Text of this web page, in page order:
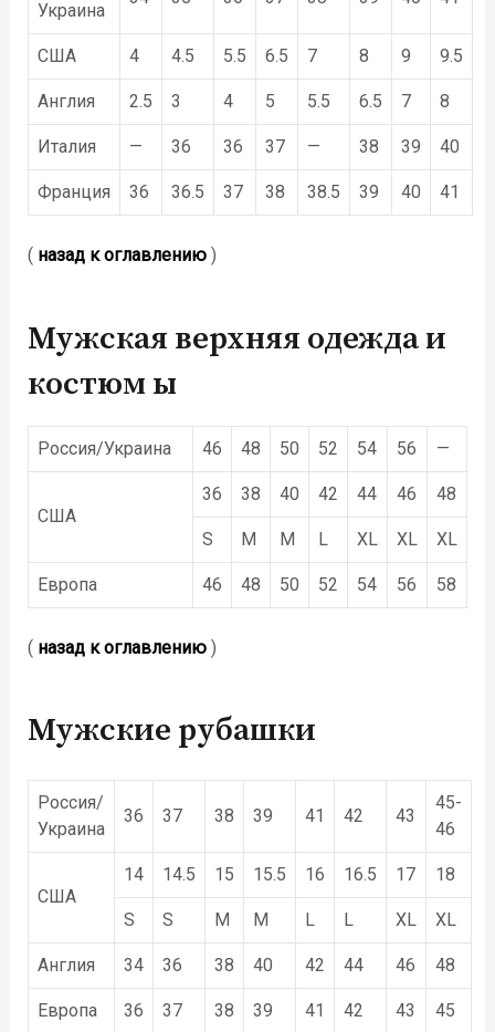
Украина
США 4 4.5 5.5 6.5 7 8 9 9.5
Англия 2.5 3 4 5 5.5 6.5 7 8
Италия — 36 36 37 — 38 39 40
Франция 36 36.5 37 38 38.5 39 40 41
( назад к оглавлению )
Мужская верхняя одежда и
костюм ы
Россия/Украина 46 48 50 52 54 56 —
США
36 38 40 42 44 46 48
S M M L XL XL XL
Европа 46 48 50 52 54 56 58
( назад к оглавлению )
Мужские рубашки
Россия/
Украина
36 37 38 39 41 42 43
45-
46
США
14 14.5 15 15.5 16 16.5 17 18
S S M M L L XL XL
Англия 34 36 38 40 42 44 46 48
Европа 36 37 38 39 41 42 43 45